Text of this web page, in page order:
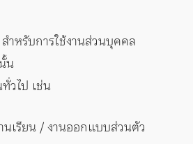
หรับการใช้งานส่วนบุคคล
น
วไป เช่น
นเรียน / งานออกแบบส่วนตัว